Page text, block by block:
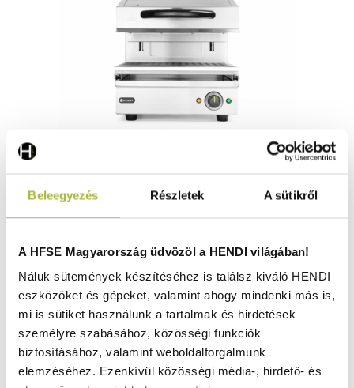
Beleegyezés Részletek A sütikről
A HFSE Magyarország üdvözöl a HENDI világában!
Náluk sütemények készítéséhez is találsz kiváló HENDI
eszközöket és gépeket, valamint ahogy mindenki más is,
mi is sütiket használunk a tartalmak és hirdetések
személyre szabásához, közösségi funkciók
biztosításához, valamint weboldalforgalmunk
elemzéséhez. Ezenkívül közösségi média-, hirdető- és
HENDI 264607
209.980Ft
(165.339Ft+ ÁFA)
KOSÁRBA